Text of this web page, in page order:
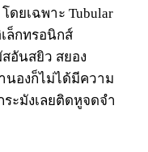
ดยเฉพาะ Tubular
ล็กทรอนิกส์
อันสยิว สยอง
นองก็ไม่ได้มีความ
ะมังเลยติดหูจดจำ